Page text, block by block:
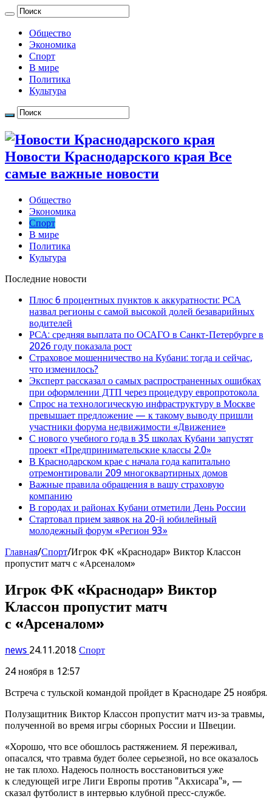
Общество
Экономика
Спорт
В мире
Политика
Культура
Новости Краснодарского края Все
самые важные новости
Общество
Экономика
Спорт
В мире
Политика
Культура
Последние новости
Плюс 6 процентных пунктов к аккуратности: РСА
назвал регионы с самой высокой долей безаварийных
водителей
РСА: средняя выплата по ОСАГО в Санкт-Петербурге в
2026 году показала рост
Страховое мошенничество на Кубани: тогда и сейчас,
что изменилось?
Эксперт рассказал о самых распространенных ошибках
при оформлении ДТП через процедуру европротокола
Спрос на технологическую инфраструктуру в Москве
превышает предложение — к такому выводу пришли
участники форума недвижимости «Движение»
С нового учебного года в 35 школах Кубани запустят
проект «Предпринимательские классы 2.0»
В Краснодарском крае с начала года капитально
отремонтировали 209 многоквартирных домов
Важные правила обращения в вашу страховую
компанию
В городах и районах Кубани отметили День России
Стартовал прием заявок на 20-й юбилейный
молодежный форум «Регион 93»
Главная/Спорт/Игрок ФК «Краснодар» Виктор Классон
пропустит матч с «Арсеналом»
Игрок ФК «Краснодар» Виктор
Классон пропустит матч
с «Арсеналом»
news 24.11.2018 Спорт
24 ноября в 12:57
Встреча с тульской командой пройдет в Краснодаре 25 ноября.
Полузащитник Виктор Классон пропустит матч из-за травмы,
полученной во время игры сборных России и Швеции.
«Хорошо, что все обошлось растяжением. Я переживал,
опасался, что травма будет более серьезной, но все оказалось
не так плохо. Надеюсь полность восстановиться уже
к следующей игре Лиги Европы против "Акхисара"», —
сказал футболист в интервью клубной пресс-службе.